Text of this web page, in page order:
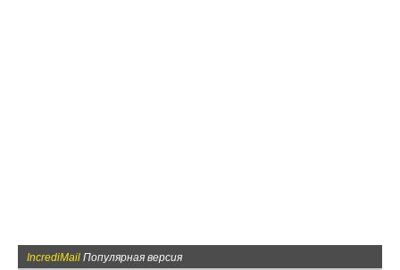
IncrediMail Популярная версия